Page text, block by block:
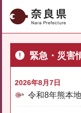
奈良県
緊急・災害
2026年8月7日
令和8年熊本